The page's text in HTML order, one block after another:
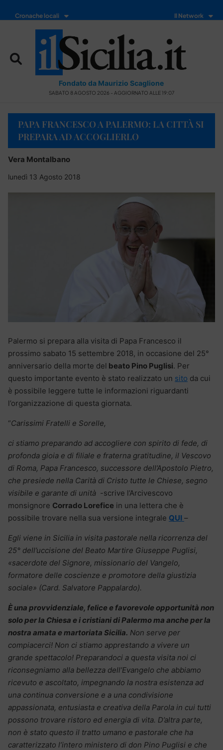
Cronache locali Il Network
Fondato da Maurizio Scaglione
SABATO 8 AGOSTO 2026 - AGGIORNATO ALLE 19:07
PAPA FRANCESCO A PALERMO: LA CITTÀ SI
PREPARA AD ACCOGLIERLO
Vera Montalbano
lunedì 13 Agosto 2018
Palermo si prepara alla visita di Papa Francesco il
prossimo sabato 15 settembre 2018, in occasione del 25°
anniversario della morte del beato Pino Puglisi. Per
questo importante evento è stato realizzato un sito da cui
è possibile leggere tutte le informazioni riguardanti
l’organizzazione di questa giornata.
“Carissimi Fratelli e Sorelle,
ci stiamo preparando ad accogliere con spirito di fede, di
profonda gioia e di filiale e fraterna gratitudine, il Vescovo
di Roma, Papa Francesco, successore dell’Apostolo Pietro,
che presiede nella Carità di Cristo tutte le Chiese, segno
visibile e garante di unità -scrive l’Arcivescovo
monsignore Corrado Lorefice in una lettera che è
possibile trovare nella sua versione integrale QUI –
Egli viene in Sicilia in visita pastorale nella ricorrenza del
25° dell’uccisione del Beato Martire Giuseppe Puglisi,
«sacerdote del Signore, missionario del Vangelo,
formatore delle coscienze e promotore della giustizia
sociale» (Card. Salvatore Pappalardo).
È una provvidenziale, felice e favorevole opportunità non
solo per la Chiesa e i cristiani di Palermo ma anche per la
nostra amata e martoriata Sicilia. Non serve per
compiacerci! Non ci stiamo apprestando a vivere un
grande spettacolo! Preparandoci a questa visita noi ci
riconsegniamo alla bellezza dell’Evangelo che abbiamo
ricevuto e ascoltato, impegnando la nostra esistenza ad
una continua conversione e a una condivisione
appassionata, entusiasta e creativa della Parola in cui tutti
possono trovare ristoro ed energia di vita. D’altra parte,
non è stato questo il tratto umano e pastorale che ha
caratterizzato l’intero ministero di don Pino Puglisi e che